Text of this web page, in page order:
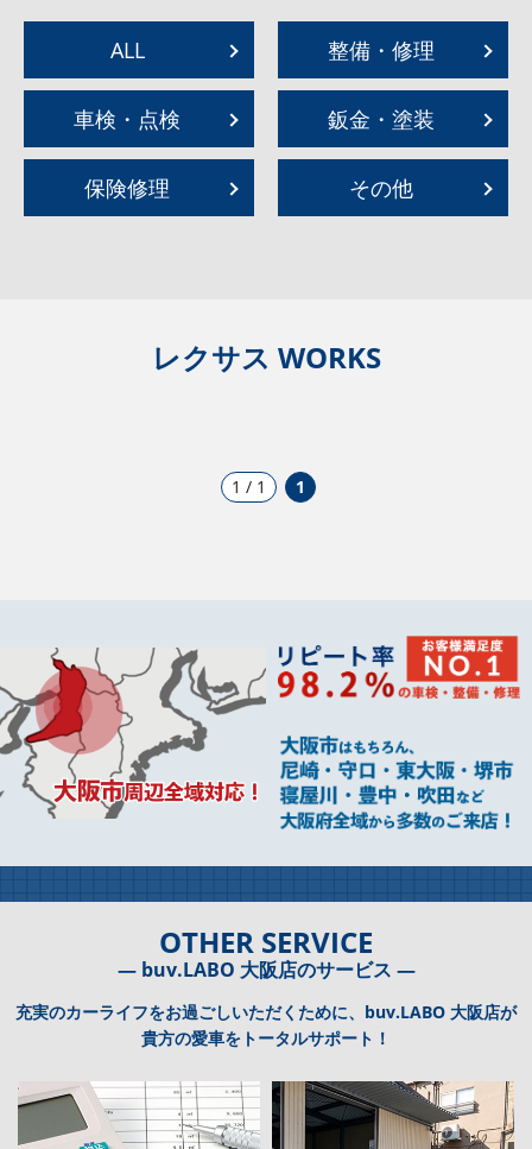
ALL 整備・修理
車検・点検 鈑金・塗装
保険修理 その他
レクサス WORKS
1 / 1 1
OTHER SERVICE
― buv.LABO 大阪店のサービス ―
充実のカーライフをお過ごしいただくために、buv.LABO 大阪店が
貴方の愛車をトータルサポート！